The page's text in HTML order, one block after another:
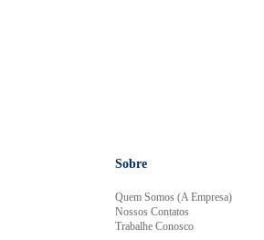
Sobre
Quem Somos (A Empresa)
Nossos Contatos
Trabalhe Conosco